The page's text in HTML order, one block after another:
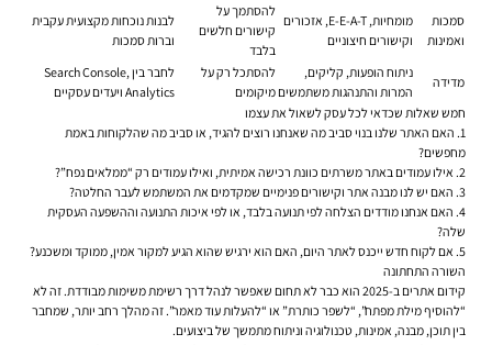
סמכות
ואמינות
מומחיות, E-E-A-T, אזכורים
וקישורים חיצוניים
להסתמך על
קישורים חלשים
בלבד
לבנות נוכחות מקצועית עקבית
וברות סמכות
מדידה
ניתוח הופעות, קליקים,
המרות והתנהגות משתמשים
להסתכל רק על
מיקומים
לחבר בין Search Console,
Analytics ויעדים עסקיים
חמש שאלות שכדאי לכל עסק לשאול את עצמו
האם האתר שלנו בנוי סביב מה שאנחנו רוצים להגיד, או סביב מה שהלקוחות באמת
מחפשים?
אילו עמודים באתר משרתים כוונת רכישה אמיתית, ואילו עמודים רק “ממלאים נפח”?
האם יש לנו מבנה אתר וקישורים פנימיים שמקדמים את המשתמש לעבר החלטה?
האם אנחנו מודדים הצלחה לפי תנועה בלבד, או לפי איכות התנועה וההשפעה העסקית
שלה?
אם לקוח חדש ייכנס לאתר היום, האם הוא ירגיש שהוא הגיע למקור אמין, ממוקד ומשכנע?
השורה התחתונה
קידום אתרים ב-2025 הוא כבר לא תחום שאפשר לנהל דרך רשימת משימות מבודדת. זה לא
“להוסיף מילת מפתח”, “לשפר כותרת” או “להעלות עוד מאמר”. זה מהלך רחב יותר, שמחבר
בין תוכן, מבנה, אמינות, טכנולוגיה וניתוח מתמשך של ביצועים.